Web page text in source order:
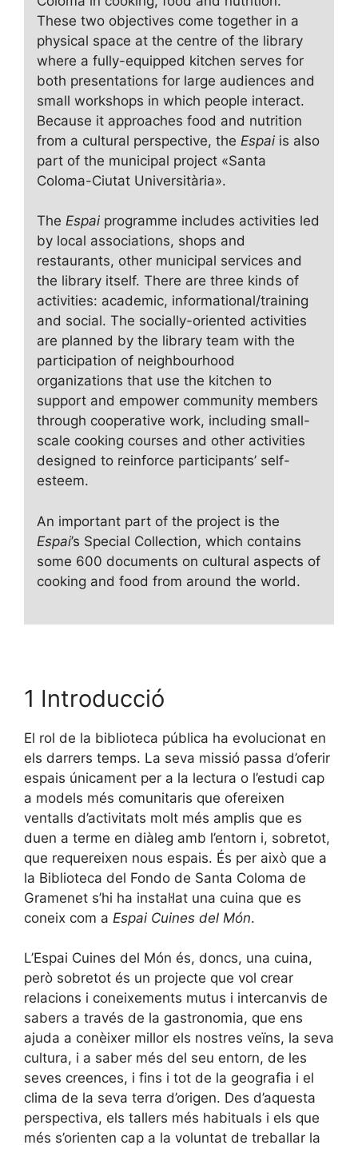
These two objectives come together in a
physical space at the centre of the library
where a fully-equipped kitchen serves for
both presentations for large audiences and
small workshops in which people interact.
Because it approaches food and nutrition
from a cultural perspective, the Espaiis also
part of the municipal project «Santa
Coloma-Ciutat Universitària».
The Espaiprogramme includes activities led
by local associations, shops and
restaurants, other municipal services and
the library itself. There are three kinds of
activities: academic, informational/training
and social. The socially-oriented activities
are planned by the library team with the
participation of neighbourhood
organizations that use the kitchen to
support and empower community members
through cooperative work, including small-
scale cooking courses and other activities
designed to reinforce participants’ self-
esteem.
An important part of the project is the
Espai’s Special Collection, which contains
some 600 documents on cultural aspects of
cooking and food from around the world.
1 Introducció
El rol de la biblioteca pública ha evolucionat en
els darrers temps. La seva missió passa d’oferir
espais únicament per a la lectura o l’estudi cap
a models més comunitaris que ofereixen
ventalls d’activitats molt més amplis que es
duen a terme en diàleg amb l’entorn i, sobretot,
que requereixen nous espais. És per això que a
la Biblioteca del Fondo de Santa Coloma de
Gramenet s’hi ha instal·lat una cuina que es
coneix com a Espai Cuines del Món.
L’Espai Cuines del Món és, doncs, una cuina,
però sobretot és un projecte que vol crear
relacions i coneixements mutus i intercanvis de
sabers a través de la gastronomia, que ens
ajuda a conèixer millor els nostres veïns, la seva
cultura, i a saber més del seu entorn, de les
seves creences, i fins i tot de la geografia i el
clima de la seva terra d’origen. Des d’aquesta
perspectiva, els tallers més habituals i els que
més s’orienten cap a la voluntat de treballar la